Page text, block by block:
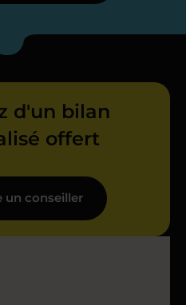
d'un bilan
offert
un conseiller